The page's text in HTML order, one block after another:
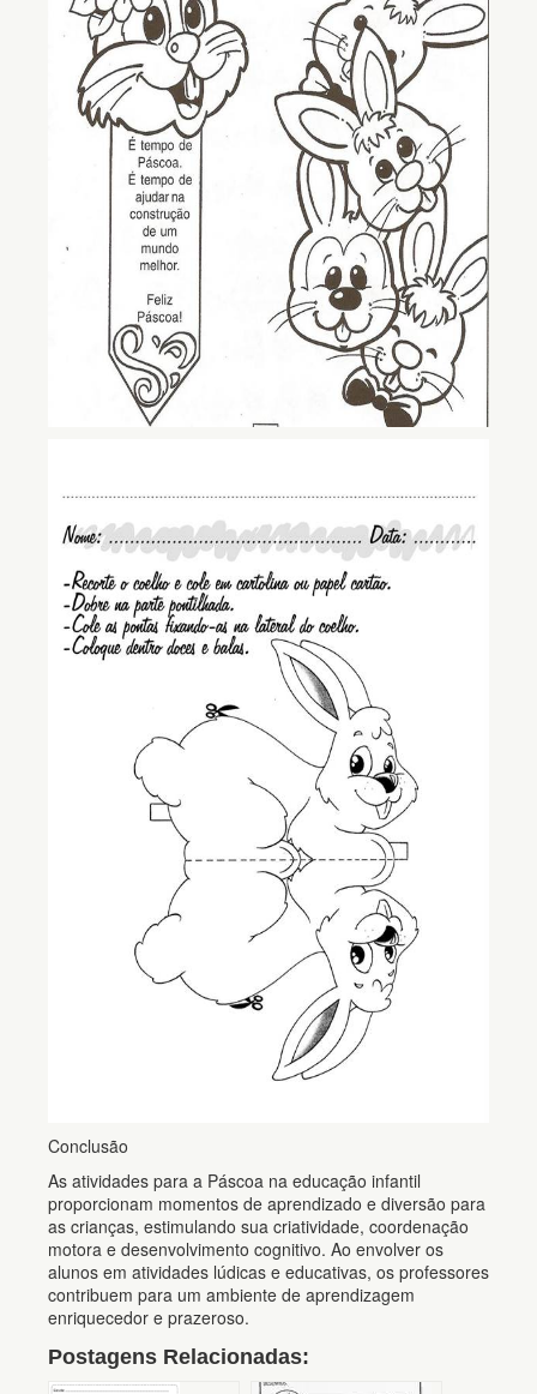
Conclusão
As atividades para a Páscoa na educação infantil
proporcionam momentos de aprendizado e diversão para
as crianças, estimulando sua criatividade, coordenação
motora e desenvolvimento cognitivo. Ao envolver os
alunos em atividades lúdicas e educativas, os professores
contribuem para um ambiente de aprendizagem
enriquecedor e prazeroso.
Postagens Relacionadas: